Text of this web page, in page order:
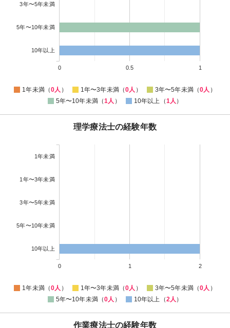
3年〜5年未満
5年〜10年未満
10年以上
0 0.5 1
1年未満（0人 ） 1年〜3年未満（0人 ） 3年〜5年未満（0人 ）
5年〜10年未満（1人 ） 10年以上（1人 ）
理学療法士の経験年数
1年未満
1年〜3年未満
3年〜5年未満
5年〜10年未満
10年以上
0 1 2
1年未満（0人 ） 1年〜3年未満（0人 ） 3年〜5年未満（0人 ）
5年〜10年未満（0人 ） 10年以上（2人 ）
作業療法士の経験年数